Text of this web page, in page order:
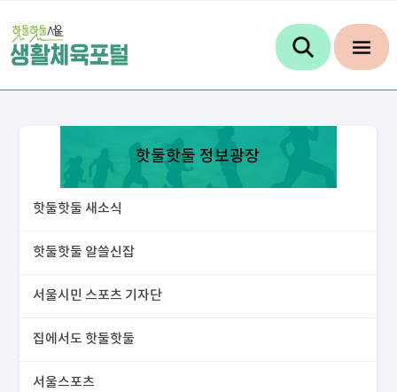
핫둘핫둘 정보광장
핫둘핫둘 새소식
핫둘핫둘 알쓸신잡
서울시민 스포츠 기자단
집에서도 핫둘핫둘
서울스포츠